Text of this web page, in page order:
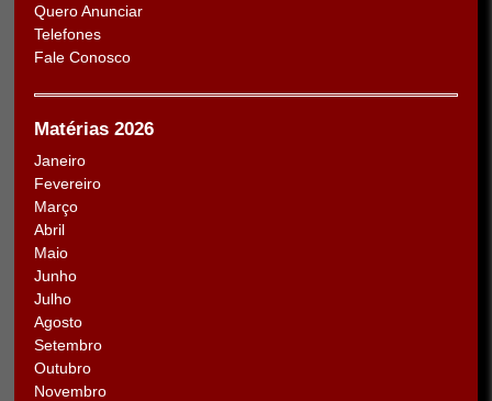
Quero Anunciar
Telefones
Fale Conosco
Matérias 2026
Janeiro
Fevereiro
Março
Abril
Maio
Junho
Julho
Agosto
Setembro
Outubro
Novembro